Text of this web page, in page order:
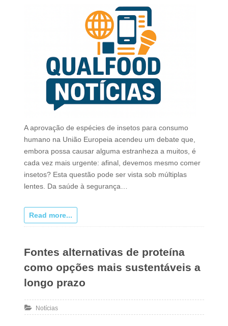
A aprovação de espécies de insetos para consumo
humano na União Europeia acendeu um debate que,
embora possa causar alguma estranheza a muitos, é
cada vez mais urgente: afinal, devemos mesmo comer
insetos? Esta questão pode ser vista sob múltiplas
lentes. Da saúde à segurança…
Read more...
Fontes alternativas de proteína
como opções mais sustentáveis a
longo prazo
Notícias